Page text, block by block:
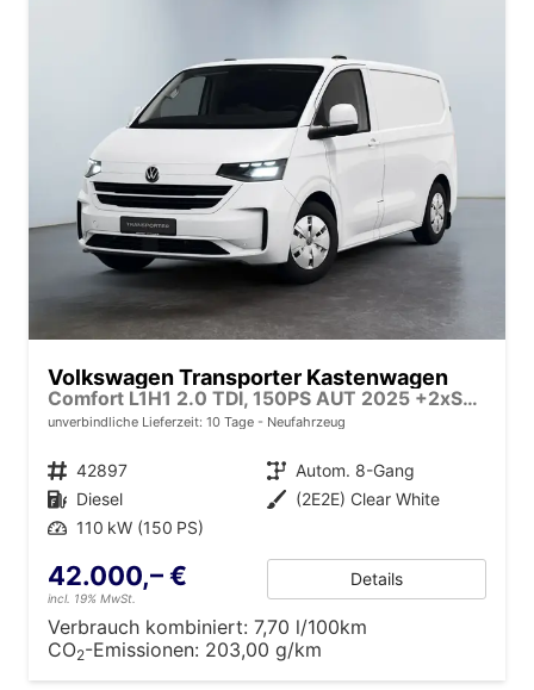
Volkswagen Transporter Kastenwagen
Comfort L1H1 2.0 TDI, 150PS AUT 2025 +2xSchiebetür +AHK +Standhzg +FAP-Premium +ACC +StopGo +SideAssist +Spurmitte +RFK +PDC +Rangierbrems +LED +Fernlicht +Sitzhzg +Klima +DigitalCockpit +13"Touch +AppConnect +CarPlay +Verkehrsz
unverbindliche Lieferzeit: 10 Tage Neufahrzeug
Fahrzeugnr. 42897 Getriebe Autom. 8-Gang
Kraftstoff Diesel Außenfarbe (2E2E) Clear White
Leistung 110 kW (150 PS)
42.000,– €
incl. 19% MwSt.
Details
Verbrauch kombiniert: 7,70 l/100km
CO2-Emissionen: 203,00 g/km